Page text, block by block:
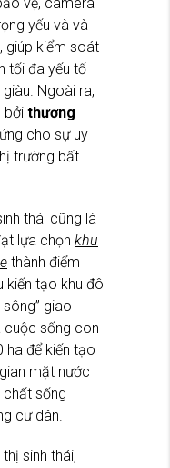
vệ, camera
yếu và và
giúp kiểm soát
tối đa yếu tố
Ngoài ra,
bởi thương
cho sự uy
trường bất
thái cũng là
lựa chọn khu
thành điểm
kiến tạo khu đô
giao
cuộc sống con
ha để kiến tạo
mặt nước
sống
cư dân.
sinh thái,